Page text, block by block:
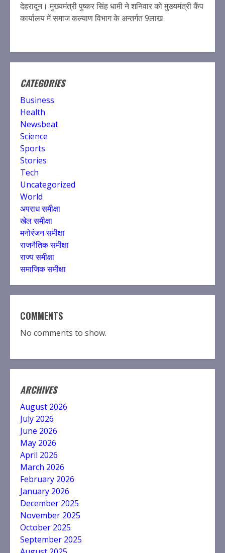
देहरादून। मुख्यमंत्री पुष्कर सिंह धामी ने शनिवार को मुख्यमंत्री कैंप
कार्यालय में समाज कल्याण विभाग के अन्तर्गत 9लाख
CATEGORIES
Business
Health
Newsbeat
Science
Sports
Stories
Tech
Uncategorized
World
अपराध समीक्षा
खेल समीक्षा
मनोरंजन समीक्षा
राजनैतिक समीक्षा
राज्य समीक्षा
समाजिक समीक्षा
COMMENTS
No comments to show.
ARCHIVES
August 2026
July 2026
June 2026
May 2026
April 2026
March 2026
February 2026
January 2026
December 2025
November 2025
October 2025
September 2025